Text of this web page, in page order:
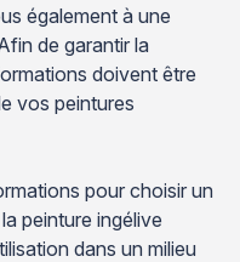
également à une
de garantir la
doivent être
vos peintures
pour choisir un
peinture ingélive
dans un milieu